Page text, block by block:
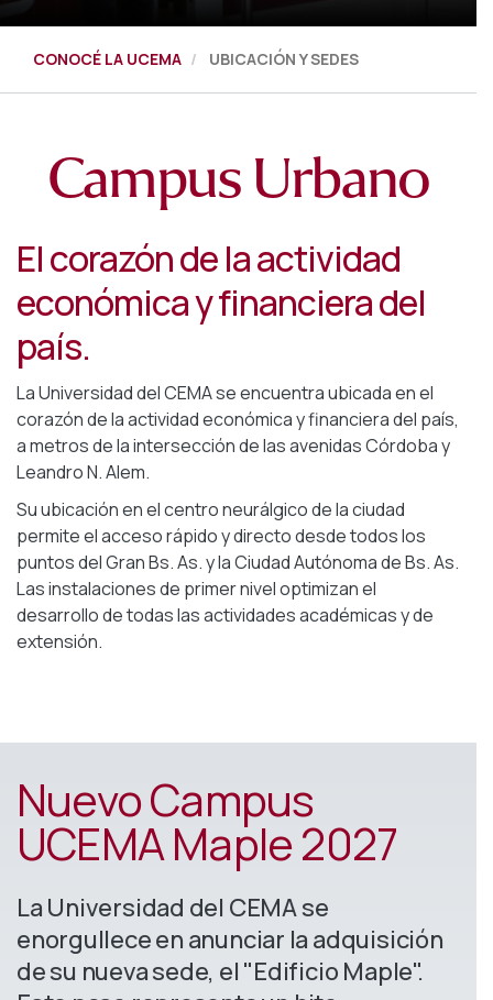
CONOCÉ LA UCEMA UBICACIÓN Y SEDES
Campus Urbano
El corazón de la actividad
económica y financiera del
país.
La Universidad del CEMA se encuentra ubicada en el
corazón de la actividad económica y financiera del país,
a metros de la intersección de las avenidas Córdoba y
Leandro N. Alem.
Su ubicación en el centro neurálgico de la ciudad
permite el acceso rápido y directo desde todos los
puntos del Gran Bs. As. y la Ciudad Autónoma de Bs. As.
Las instalaciones de primer nivel optimizan el
desarrollo de todas las actividades académicas y de
extensión.
Nuevo Campus
UCEMA Maple 2027
La Universidad del CEMA se
enorgullece en anunciar la adquisición
de su nueva sede, el "Edificio Maple".